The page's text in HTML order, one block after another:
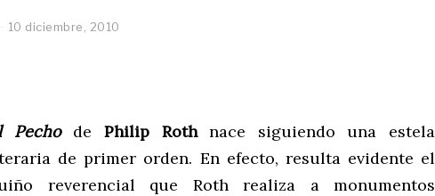
10 diciembre, 2010
Pecho de Philip Rothnace siguiendo una estela
de primer orden. En efecto, resulta evidente el
reverencial que Roth realiza a monumentos